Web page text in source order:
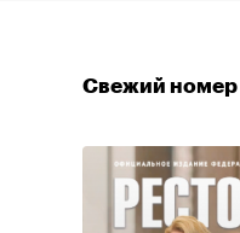
Свежий номер